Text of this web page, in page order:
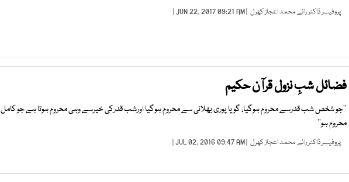
پروفیسر ڈاکٹر رائے محمد اعجاز کھرل | JUN 22, 2017 09:21 AM |
فضائل شبِ نزول قرآن حکیم
’’جو شخص شب قدرسے محروم ہوگیا، گویا پوری بھلائی سے محروم ہوگیا اورشب قدرکی خیرسے وہی محروم ہوتا ہے جو کامل
محروم ہو‘‘
پروفیسر ڈاکٹر رائے محمد اعجاز کھرل | JUL 02, 2016 09:47 AM |